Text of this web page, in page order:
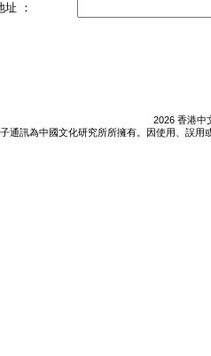
址 ：
2026 香港中
通訊為中國文化研究所所擁有。因使用、誤